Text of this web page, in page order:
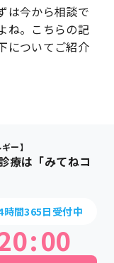
は今から相談で
ね。こちらの記
についてご紹介
ー】
療は「みてねコ
時間365日受付中
:00